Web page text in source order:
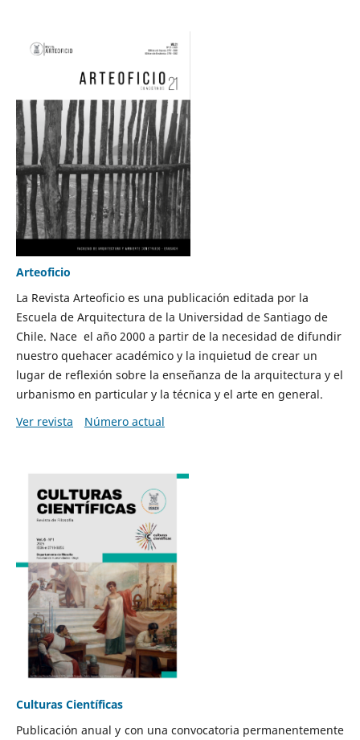
Arteoficio
La Revista Arteoficio es una publicación editada por la
Escuela de Arquitectura de la Universidad de Santiago de
Chile. Nace el año 2000 a partir de la necesidad de difundir
nuestro quehacer académico y la inquietud de crear un
lugar de reflexión sobre la enseñanza de la arquitectura y el
urbanismo en particular y la técnica y el arte en general.
Ver revista
Número actual
Culturas Científicas
Publicación anual y con una convocatoria permanentemente